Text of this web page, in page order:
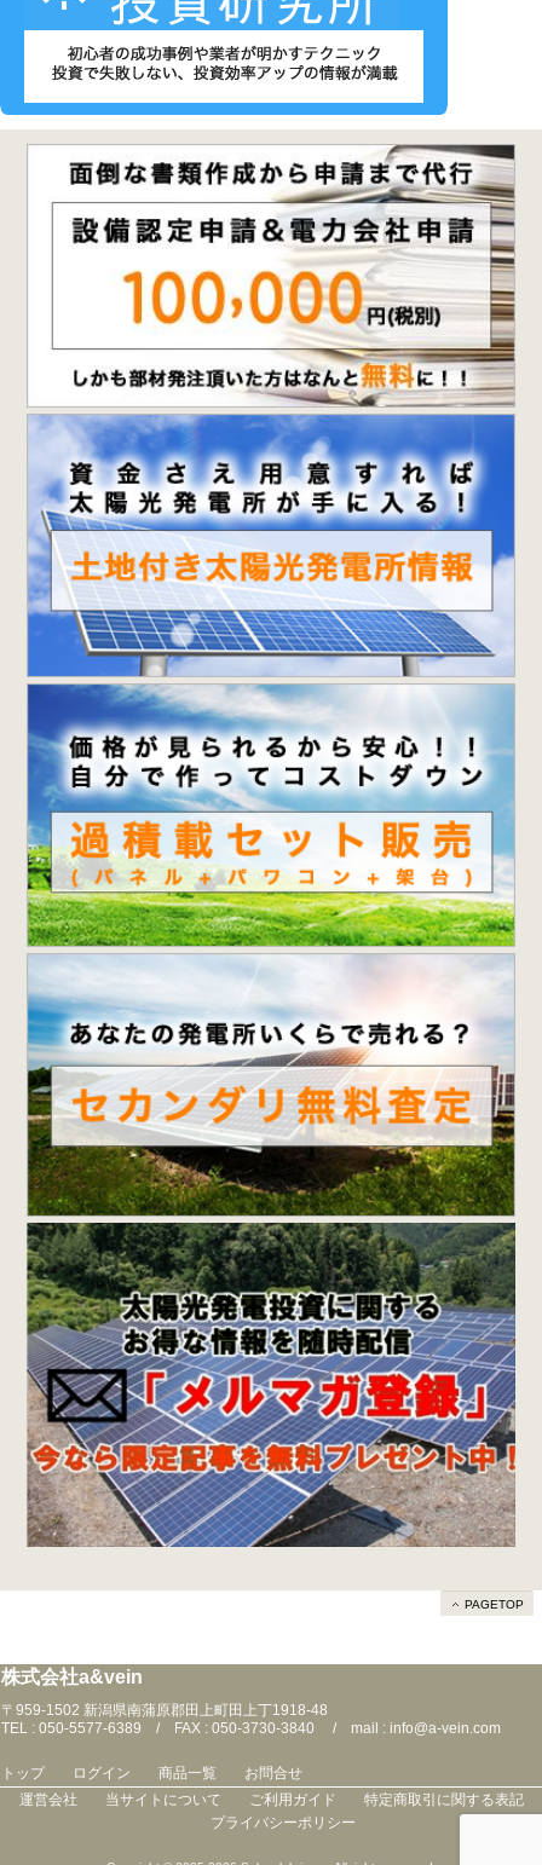
PAGETOP
株式会社a&vein
〒959-1502 新潟県南蒲原郡田上町田上丁1918-48
TEL : 050-5577-6389 / FAX : 050-3730-3840 / mail : info@a-vein.com
トップ ログイン 商品一覧
お問合せ
運営会社
当サイトについて ご利用ガイド
特定商取引に関する表記
プライバシーポリシー